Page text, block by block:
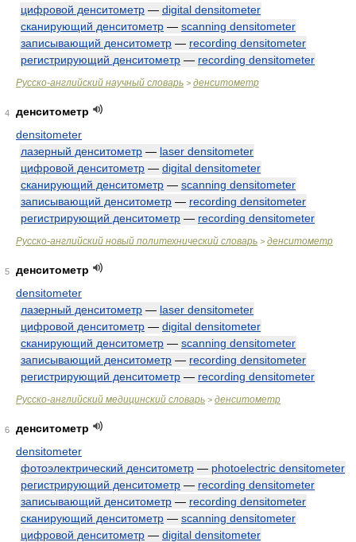
цифровой денситометр — digital densitometer
сканирующий денситометр — scanning densitometer
записывающий денситометр — recording densitometer
регистрирующий денситометр — recording densitometer
Русско-английский научный словарь > денситометр
4
денситометр
densitometer
лазерный денситометр — laser densitometer
цифровой денситометр — digital densitometer
сканирующий денситометр — scanning densitometer
записывающий денситометр — recording densitometer
регистрирующий денситометр — recording densitometer
Русско-английский новый политехнический словарь > денситометр
5
денситометр
densitometer
лазерный денситометр — laser densitometer
цифровой денситометр — digital densitometer
сканирующий денситометр — scanning densitometer
записывающий денситометр — recording densitometer
регистрирующий денситометр — recording densitometer
Русско-английский медицинский словарь > денситометр
6
денситометр
densitometer
фотоэлектрический денситометр — photoelectric densitometer
регистрирующий денситометр — recording densitometer
записывающий денситометр — recording densitometer
сканирующий денситометр — scanning densitometer
цифровой денситометр — digital densitometer